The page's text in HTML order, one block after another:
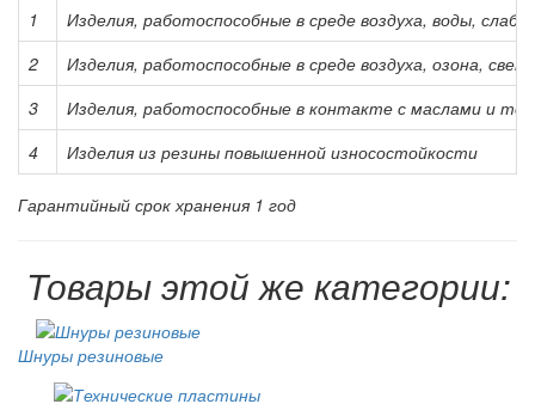
1
Изделия, работоспособные в среде воздуха, воды,
2
Изделия, работоспособные в среде воздуха, озона,
3
Изделия, работоспособные в контакте с маслами и
4
Изделия из резины повышенной износостойкости
Гарантийный срок хранения 1 год
Товары этой же категории:
Шнуры резиновые